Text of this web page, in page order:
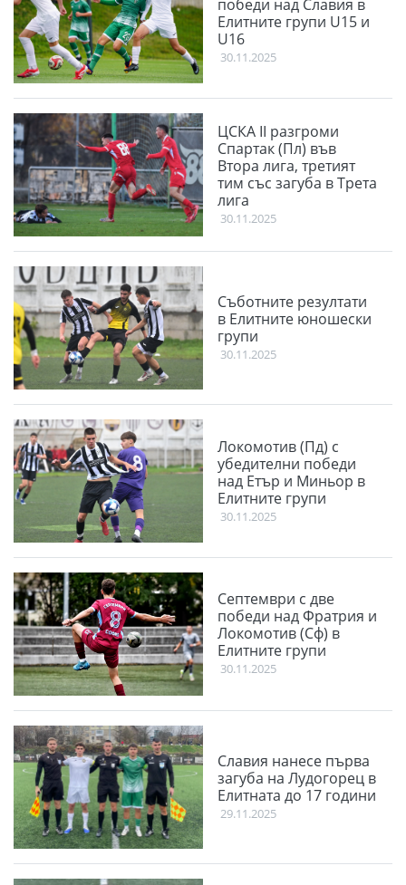
победи над Славия в
Елитните групи U15 и
U16
30.11.2025
ЦСКА II разгроми
Спартак (Пл) във
Втора лига, третият
тим със загуба в Трета
лига
30.11.2025
Съботните резултати
в Елитните юношески
групи
30.11.2025
Локомотив (Пд) с
убедителни победи
над Етър и Миньор в
Елитните групи
30.11.2025
Септември с две
победи над Фратрия и
Локомотив (Сф) в
Елитните групи
30.11.2025
Славия нанесе първа
загуба на Лудогорец в
Елитната до 17 години
29.11.2025